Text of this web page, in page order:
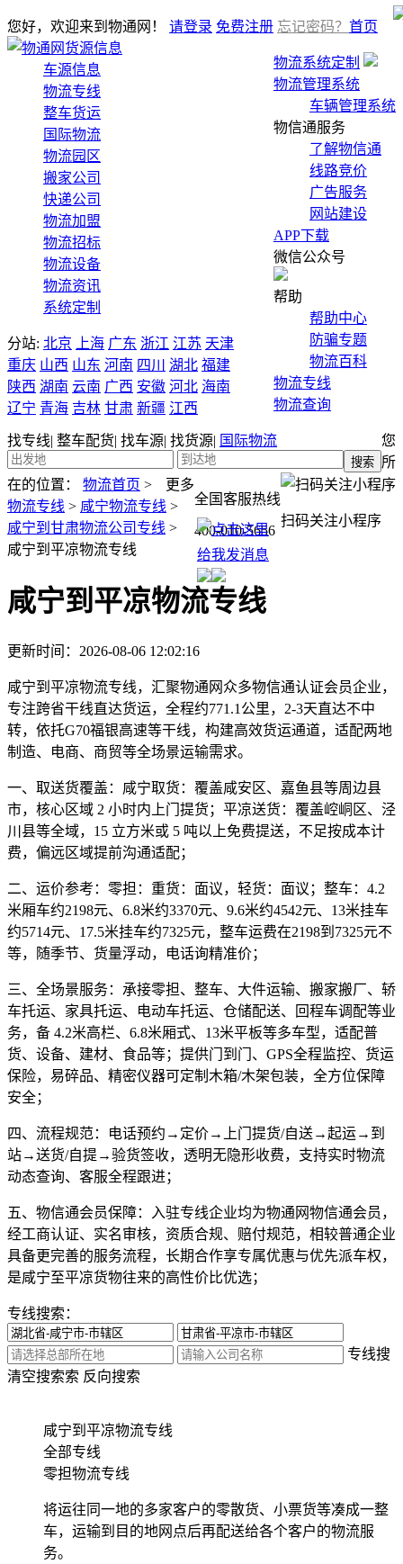
您好，欢迎来到物通网！ 请登录 免费注册 忘记密码？
物流系统定制
物流管理系统
车辆管理系统
物信通服务
了解物信通
线路竞价
广告服务
网站建设
APP下载
微信公众号
帮助
帮助中心
防骗专题
物流百科
物流专线
物流查询
找专线| 整车配货| 找车源| 找货源| 国际物流
全国客服热线
400-010-5656
扫码关注小程序
首页
货源信息
车源信息
物流专线
整车货运
国际物流
物流园区
搬家公司
快递公司
物流加盟
物流招标
物流设备
物流资讯
系统定制
分站: 北京 上海 广东 浙江 江苏 天津
重庆 山西 山东 河南 四川 湖北 福建
陕西 湖南 云南 广西 安徽 河北 海南
辽宁 青海 吉林 甘肃 新疆 江西
更多
您
所
在的位置：
物流首页 >
物流专线 > 咸宁物流专线 >
咸宁到甘肃物流公司专线 >
咸宁到平凉物流专线
咸宁到平凉物流专线
更新时间：2026-08-06 12:02:16
咸宁到平凉物流专线，汇聚物通网众多物信通认证会员企业，
专注跨省干线直达货运，全程约771.1公里，2-3天直达不中
转，依托G70福银高速等干线，构建高效货运通道，适配两地
制造、电商、商贸等全场景运输需求。
一、取送货覆盖： 咸宁取货：覆盖咸安区、嘉鱼县等周边县
市，核心区域 2 小时内上门提货；平凉送货：覆盖崆峒区、泾
川县等全域，15 立方米或 5 吨以上免费提送，不足按成本计
费，偏远区域提前沟通适配；
二、运价参考： 零担：重货：面议，轻货：面议；整车：4.2
米厢车约2198元、6.8米约3370元、9.6米约4542元、13米挂车
约5714元、17.5米挂车约7325元，整车运费在2198到7325元不
等，随季节、货量浮动，电话询精准价；
三、全场景服务： 承接零担、整车、大件运输、搬家搬厂、轿
车托运、家具托运、电动车托运、仓储配送、回程车调配等业
务，备 4.2米高栏、6.8米厢式、13米平板等多车型，适配普
货、设备、建材、食品等；提供门到门、GPS全程监控、货运
保险，易碎品、精密仪器可定制木箱/木架包装，全方位保障
安全；
四、流程规范：
电话预约→定价→上门提货/自送→起运→到
站→送货/自提→验货签收，透明无隐形收费，支持实时物流
动态查询、客服全程跟进；
五、物信通会员保障：
入驻专线企业均为物通网物信通会员，
经工商认证、实名审核，资质合规、赔付规范，相较普通企业
具备更完善的服务流程，长期合作享专属优惠与优先派车权，
是咸宁至平凉货物往来的高性价比优选；
专线搜索：
专线搜
索 反向搜索
清空搜索
咸宁到平凉物流专线
全部专线
零担物流专线
将运往同一地的多家客户的零散货、小票货等凑成一整
车，运输到目的地网点后再配送给各个客户的物流服
务。